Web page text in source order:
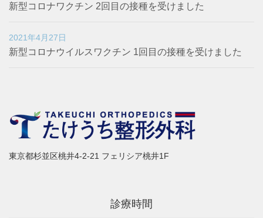
新型コロナワクチン 2回目の接種を受けました
2021年4月27日
新型コロナウイルスワクチン 1回目の接種を受けました
東京都杉並区桃井4-2-21 フェリシア桃井1F
診療時間